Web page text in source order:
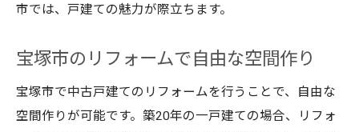
市では、戸建ての魅力が際立ちます。
宝塚市のリフォームで自由な空間作り
宝塚市で中古戸建てのリフォームを行うことで、自由な
空間作りが可能です。築20年の一戸建ての場合、リフォ